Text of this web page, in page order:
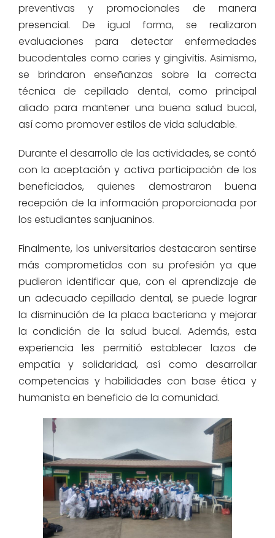
preventivas y promocionales
de manera
presencial. De igual forma, se realizaron
evaluaciones para detectar enfermedades
bucodentales comocaries y gingivitis. Asimismo,
se brindaron enseñanzas sobre la correcta
técnicadecepillado dental,
como principal
aliado para mantener una buena salud bucal,
así como promover estilos de vida saludable.
Durante el desarrollo de las actividades, se contó
con la aceptación y activa participación de los
beneficiados, quienes demostraron buena
recepción de la información proporcionada por
los estudiantes sanjuaninos.
Finalmente, los universitariosdestacaron sentirse
más comprometidos con su profesión ya que
pudieron identificar que, con el aprendizaje de
un adecuadocepilladodental, se puede lograr
la disminución de la placa bacteriana y mejorar
la condición de la salud bucal. Además, esta
experienciales permitió establecer lazosde
empatía y solidaridad, así como desarrollar
competencias y habilidades con base ética y
humanista en beneficio de la comunidad.